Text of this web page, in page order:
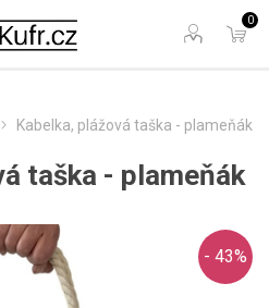
0
Kabelka, plážová taška - plameňák
taška - plameňák
- 43%